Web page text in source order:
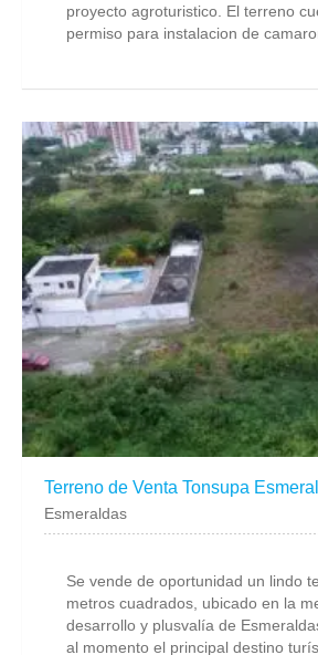
proyecto agroturistico. El terreno
permiso para instalacion de
Terreno de Venta Tonsupa
Esmeraldas
Se vende de oportunidad un lindo
metros cuadrados, ubicado en la
desarrollo y plusvalía de
al momento el principal destino